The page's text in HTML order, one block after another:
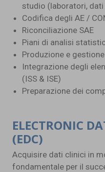
studio (laboratori,
Codifica degli AE /
Riconciliazione SAE
Piani di analisi
Produzione e gestione
Integrazione degli
(ISS & ISE)
Preparazione dei
ELECTRONIC
(EDC)
Acquisire dati clinici in
fondamentale per il